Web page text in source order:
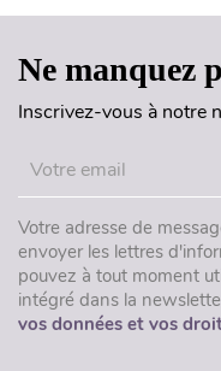
Ne manquez
Inscrivez-vous à notre
Votre adresse de
envoyer les lettres
pouvez à tout moment
intégré dans la
vos données et vos